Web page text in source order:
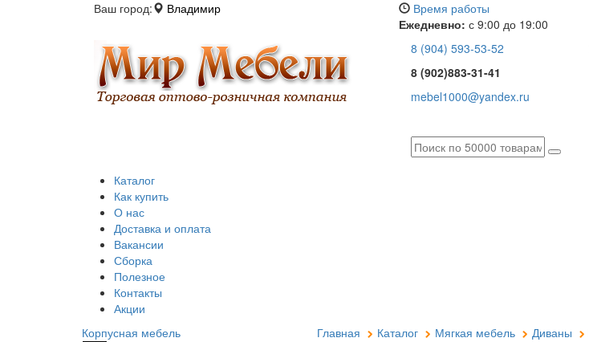
Ваш город: Владимир
Время работы
Ежедневно: с 9:00 до 19:00
8 (904) 593-53-52
8 (902)883-31-41
mebel1000@yandex.ru
Каталог
Как купить
О нас
Доставка и оплата
Вакансии
Сборка
Полезное
Контакты
Акции
Корпусная мебель
Главная Каталог Мягкая мебель Диваны